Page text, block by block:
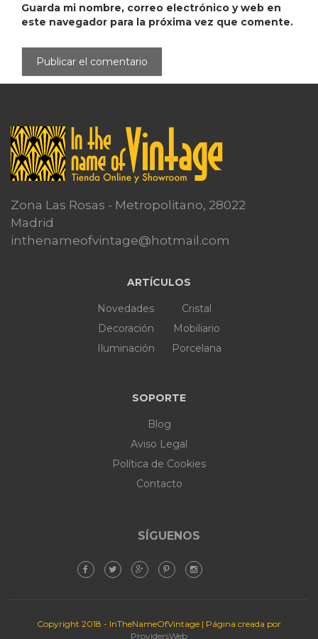
Guarda mi nombre, correo electrónico y web en
este navegador para la próxima vez que comente.
Zona Las Rosas - Metropolitano, 28022
Madrid
inthenameofvintage@hotmail.com
ARTÍCULOS
Novedades
Decoración
Iluminación
Cristal
Mobiliario
Porcelana
SOPORTE
Blog
Aviso Legal
Política de Cookies
Contacto
SÍGUENOS
Copyright 2018 - InTheNameOfVintage | Página creada por
ProvidersWeb